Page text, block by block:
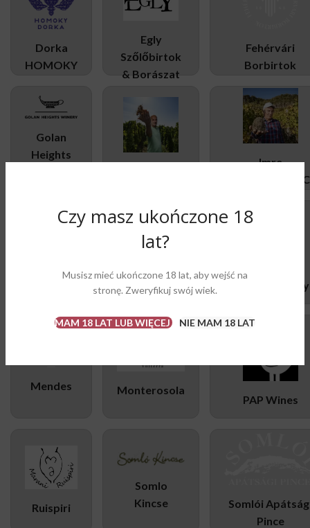
Czy masz ukończone 18
lat?
Musisz mieć ukończone 18 lat, aby wejść na
stronę. Zweryfikuj swój wiek.
MAM 18 LAT LUB WIĘCEJ NIE MAM 18 LAT
Dorka
HOMOKY
Egly
Szőlőbirtok
& Borászat
Fehérvári
Borbirtok
Golan
Heights
Imre
Pincészet
Kreinbacher Lenkey Winery
Mendes Monterosola
PAP Wines
Ruispiri
Somlo
Kincse
Somlói
Pince